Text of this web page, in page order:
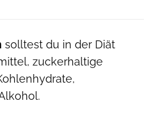
solltest du in der Diät
zuckerhaltige